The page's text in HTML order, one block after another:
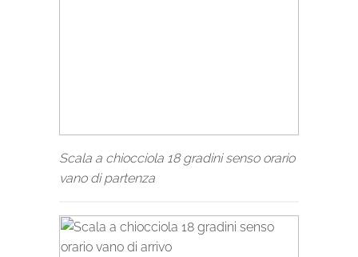
Scala a chiocciola 18 gradini senso orario
vano di partenza